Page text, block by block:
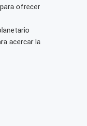
ofrecer
acercar la